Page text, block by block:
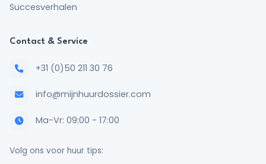
Succesverhalen
Contact & Service
+31 (0)50 211 30 76
info@mijnhuurdossier.com
Ma-Vr: 09:00 - 17:00
Volg ons voor huur tips: